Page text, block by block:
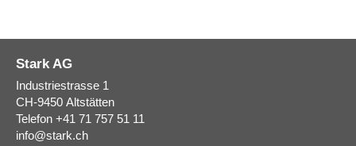
Stark AG
Industriestrasse 1
CH-9450 Altstätten
Telefon +41 71 757 51 11
info@stark.ch